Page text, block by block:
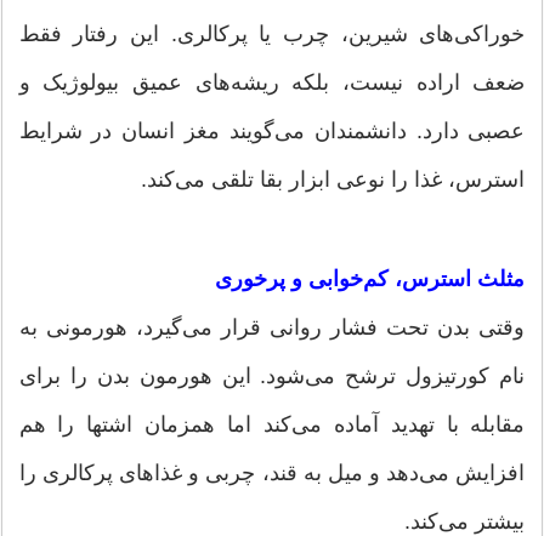
خوراکی‌های شیرین، چرب یا پرکالری. این رفتار فقط
ضعف اراده نیست، بلکه ریشه‌های عمیق بیولوژیک و
عصبی دارد. دانشمندان می‌گویند مغز انسان در شرایط
استرس، غذا را نوعی ابزار بقا تلقی می‌کند.
مثلث استرس، کم‌خوابی و پرخوری
وقتی بدن تحت فشار روانی قرار می‌گیرد، هورمونی به
نام کورتیزول ترشح می‌شود. این هورمون بدن را برای
مقابله با تهدید آماده می‌کند اما همزمان اشتها را هم
افزایش می‌دهد و میل به قند، چربی و غذاهای پرکالری را
بیشتر می‌کند.